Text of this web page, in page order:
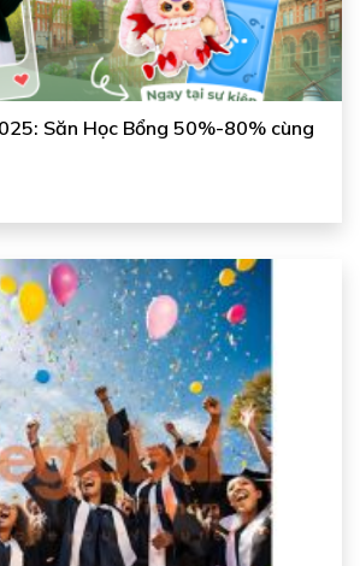
Săn Học Bổng 50%-80% cùng